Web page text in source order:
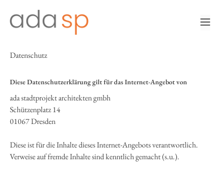
Inhalt
springen
Datenschutz
Diese Datenschutzerklärung gilt für das Internet-Angebot von
ada stadtprojekt architekten gmbh
Schützenplatz 14
01067 Dresden
Diese ist für die Inhalte dieses Internet-Angebots verantwortlich.
Verweise auf fremde Inhalte sind kenntlich gemacht (s.u.).